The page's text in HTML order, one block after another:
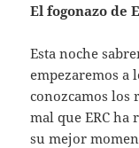
El fogonazo de
Esta noche
empezaremos a
conozcamos los
mal que ERC
su mejor